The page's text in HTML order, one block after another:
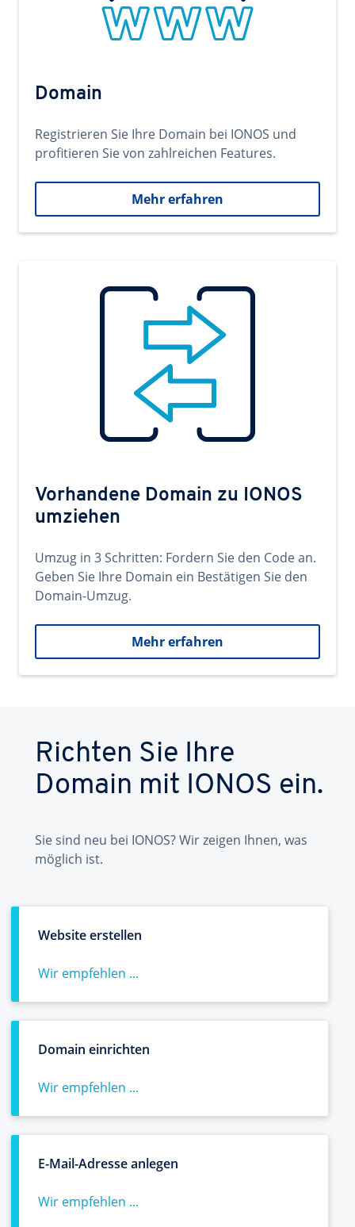
Domain
Registrieren Sie Ihre Domain bei IONOS und
profitieren Sie von zahlreichen Features.
Mehr erfahren
Vorhandene Domain zu IONOS
umziehen
Umzug in 3 Schritten: Fordern Sie den Code an.
Geben Sie Ihre Domain ein Bestätigen Sie den
Domain-Umzug.
Mehr erfahren
Richten Sie Ihre
Domain mit IONOS ein.
Sie sind neu bei IONOS? Wir zeigen Ihnen, was
möglich ist.
Website erstellen
Wir empfehlen ...
Domain einrichten
Wir empfehlen ...
E-Mail-Adresse anlegen
Wir empfehlen ...